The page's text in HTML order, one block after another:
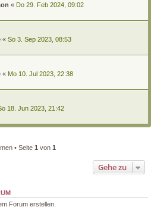
« Do 29. Feb 2024, 09:02
« So 3. Sep 2023, 08:53
« Mo 10. Jul 2023, 22:38
18. Jun 2023, 21:42
• Seite 1 von 1
Gehe zu
Forum erstellen.